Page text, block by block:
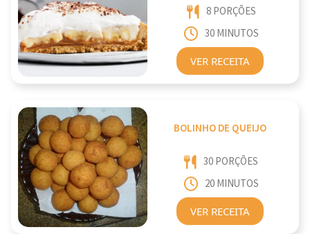
8 PORÇÕES
30 MINUTOS
VER RECEITA
BOLINHO DE QUEIJO
30 PORÇÕES
20 MINUTOS
VER RECEITA